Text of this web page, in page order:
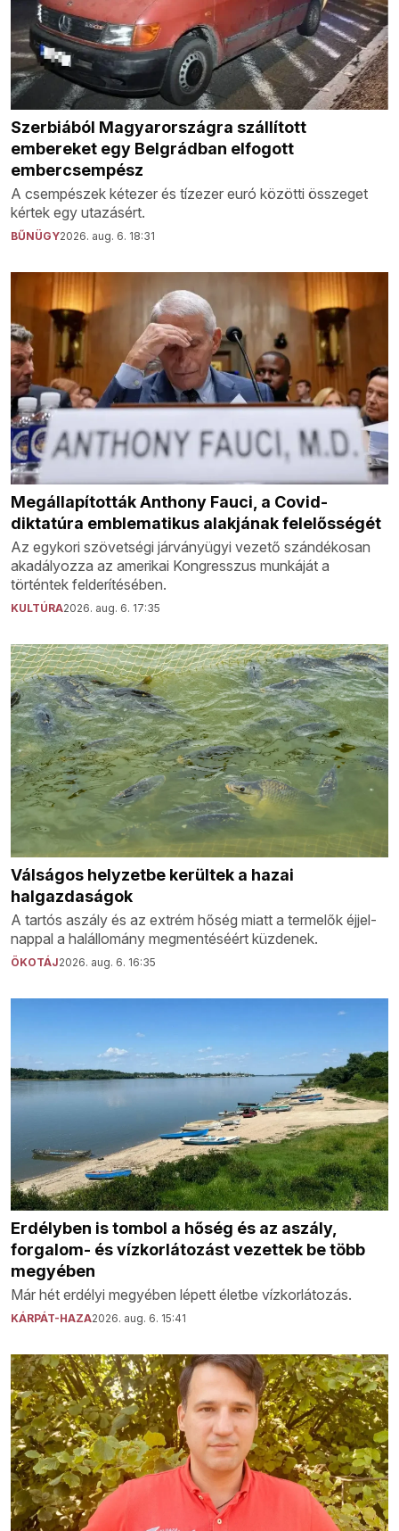
Szerbiából Magyarországra szállított
embereket egy Belgrádban elfogott
embercsempész
A csempészek kétezer és tízezer euró közötti összeget
kértek egy utazásért.
BŰNÜGY2026. aug. 6. 18:31
Megállapították Anthony Fauci, a Covid-
diktatúra emblematikus alakjának felelősségét
Az egykori szövetségi járványügyi vezető szándékosan
akadályozza az amerikai Kongresszus munkáját a
történtek felderítésében.
KULTÚRA2026. aug. 6. 17:35
Válságos helyzetbe kerültek a hazai
halgazdaságok
A tartós aszály és az extrém hőség miatt a termelők éjjel-
nappal a halállomány megmentéséért küzdenek.
ÖKOTÁJ2026. aug. 6. 16:35
Erdélyben is tombol a hőség és az aszály,
forgalom- és vízkorlátozást vezettek be több
megyében
Már hét erdélyi megyében lépett életbe vízkorlátozás.
KÁRPÁT-HAZA2026. aug. 6. 15:41